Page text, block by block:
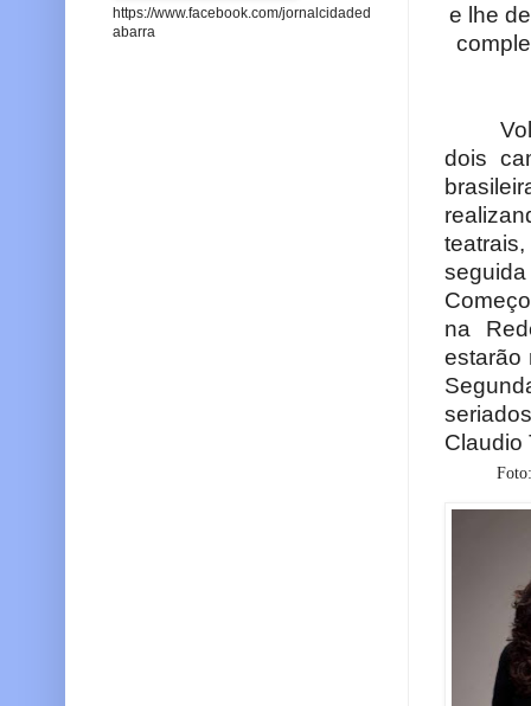
e lhe
dois
na
estarão
Claudio
https://www.facebook.com/jornalcidaded
abarra